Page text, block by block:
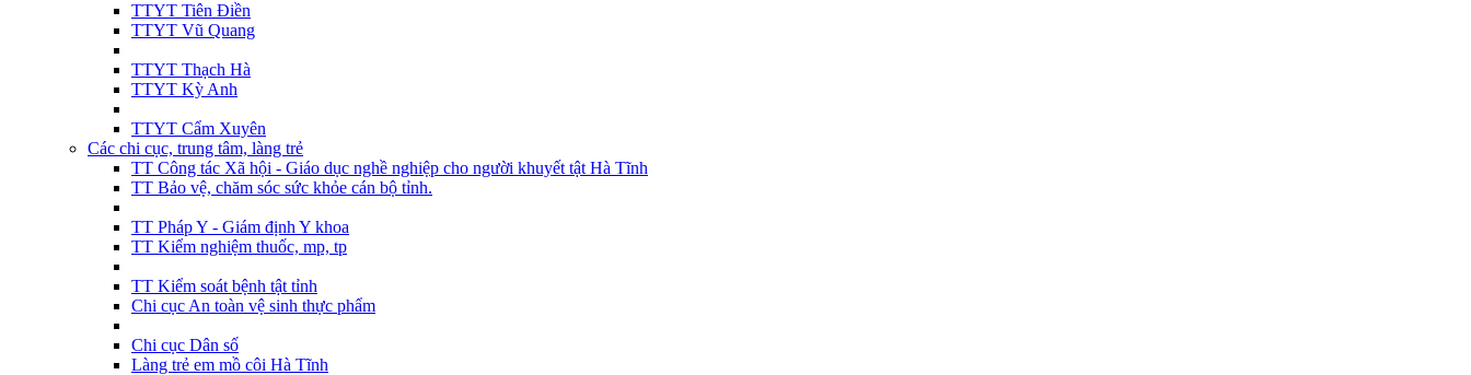
TTYT Tiên Điền
TTYT Vũ Quang
TTYT Thạch Hà
TTYT Kỳ Anh
TTYT Cẩm Xuyên
Các chi cục, trung tâm, làng trẻ
TT Công tác Xã hội - Giáo dục nghề nghiệp cho người khuyết tật Hà Tĩnh
TT Bảo vệ, chăm sóc sức khỏe cán bộ tỉnh.
TT Pháp Y - Giám định Y khoa
TT Kiểm nghiệm thuốc, mp, tp
TT Kiểm soát bệnh tật tỉnh
Chi cục An toàn vệ sinh thực phẩm
Chi cục Dân số
Làng trẻ em mồ côi Hà Tĩnh